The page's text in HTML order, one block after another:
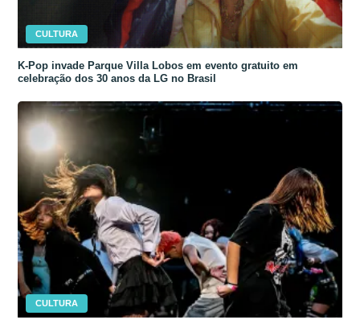
CULTURA
K-Pop invade Parque Villa Lobos em evento gratuito em
celebração dos 30 anos da LG no Brasil
CULTURA